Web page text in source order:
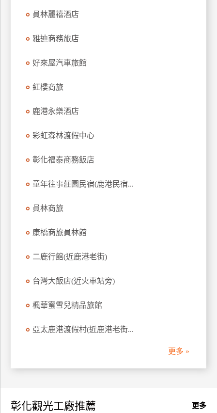
Q&A
合
員林麗禧酒店
雅迪商務旅店
好來屋汽車旅館
紅樓商旅
鹿港永樂酒店
彩虹森林渡假中心
彰化福泰商務飯店
童年往事莊園民宿(鹿港民宿...
員林商旅
康橋商旅員林館
二鹿行館(近鹿港老街)
台灣大飯店(近火車站旁)
楓華蜜雪兒精品旅館
亞太鹿港渡假村(近鹿港老街...
更多 »
更多
彰化觀光工廠推薦